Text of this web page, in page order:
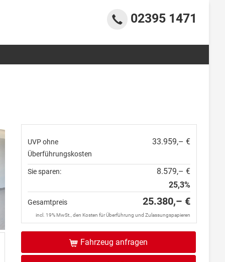
02395 1471
UVP ohne
Überführungskosten
33.959,– €
Sie sparen:
8.579,– €
25,3%
Gesamtpreis 25.380,– €
incl. 19% MwSt., den Kosten für Überführung und Zulassungspapieren
Fahrzeug anfragen